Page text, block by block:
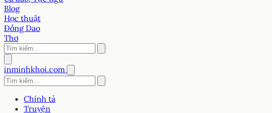
Blog
Học thuật
Đồng Dao
Thơ
inminhkhoi.com
Chính tả
Truyện